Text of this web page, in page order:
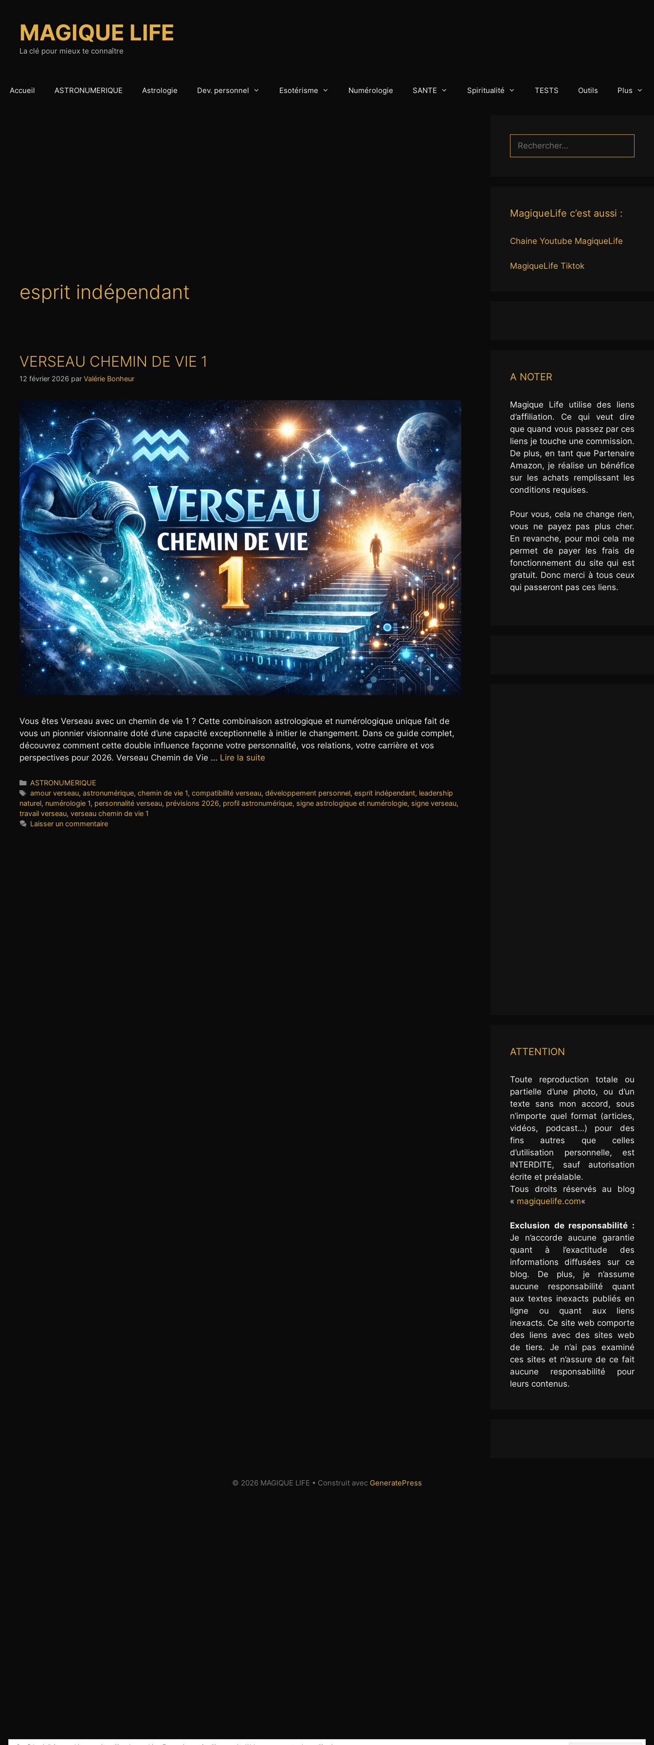
contenuMAGIQUE LIFE
La clé pour mieux te connaître
Accueil ASTRONUMERIQUE Astrologie Dev. personnel Esotérisme Numérologie SANTE Spiritualité TESTS Outils Plus
esprit indépendant
VERSEAU CHEMIN DE VIE 1
12 février 2026 par Valérie Bonheur
Vous êtes Verseau avec un chemin de vie 1 ? Cette combinaison astrologique et numérologique unique fait de
vous un pionnier visionnaire doté d’une capacité exceptionnelle à initier le changement. Dans ce guide complet,
découvrez comment cette double influence façonne votre personnalité, vos relations, votre carrière et vos
perspectives pour 2026. Verseau Chemin de Vie … Lire la suite
Catégories
ASTRONUMERIQUE
Étiquettes
amour verseau, astronumérique, chemin de vie 1, compatibilité verseau, développement personnel, esprit indépendant, leadership
naturel, numérologie 1, personnalité verseau, prévisions 2026, profil astronumérique, signe astrologique et numérologie, signe verseau,
travail verseau, verseau chemin de vie 1
Laisser un commentaire
Rechercher :
MagiqueLife c’est aussi :
Chaine Youtube MagiqueLife
MagiqueLife Tiktok
A NOTER
Magique Life utilise des liens
d’affiliation. Ce qui veut dire
que quand vous passez par ces
liens je touche une commission.
De plus, en tant que Partenaire
Amazon, je réalise un bénéfice
sur les achats remplissant les
conditions requises.
Pour vous, cela ne change rien,
vous ne payez pas plus cher.
En revanche, pour moi cela me
permet de payer les frais de
fonctionnement du site qui est
gratuit. Donc merci à tous ceux
qui passeront pas ces liens.
ATTENTION
Toute reproduction totale ou
partielle d’une photo, ou d’un
texte sans mon accord, sous
n’importe quel format (articles,
vidéos, podcast…) pour des
fins autres que celles
d’utilisation personnelle, est
INTERDITE, sauf autorisation
écrite et préalable.
Tous droits réservés au blog
« magiquelife.com«
Exclusion de responsabilité :
Je n’accorde aucune garantie
quant à l’exactitude des
informations diffusées sur ce
blog. De plus, je n’assume
aucune responsabilité quant
aux textes inexacts publiés en
ligne ou quant aux liens
inexacts. Ce site web comporte
des liens avec des sites web
de tiers. Je n’ai pas examiné
ces sites et n’assure de ce fait
aucune responsabilité pour
leurs contenus.
© 2026 MAGIQUE LIFE • Construit avec GeneratePress